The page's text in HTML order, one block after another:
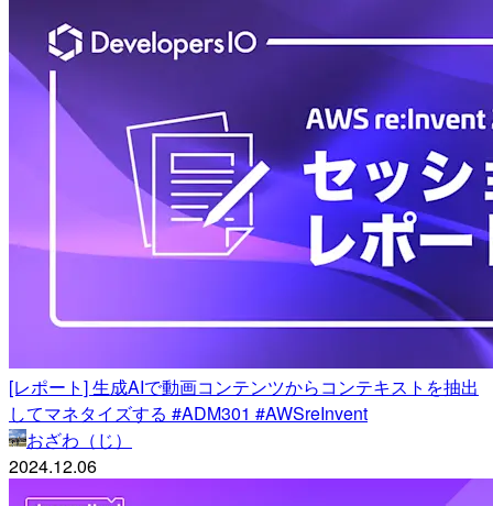
[レポート] 生成AIで動画コンテンツからコンテキストを抽出
してマネタイズする #ADM301 #AWSreInvent
おざわ（じ）
2024.12.06